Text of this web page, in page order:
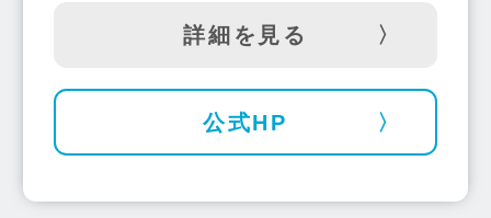
詳細を見る
公式HP